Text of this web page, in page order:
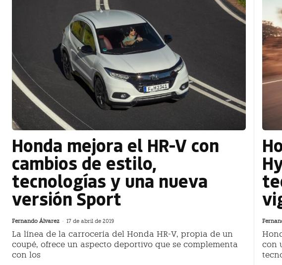
Honda mejora el HR-V con
cambios de estilo,
tecnologías y una nueva
versión Sport
Fernando Álvarez - 17 de abril de 2019
La línea de la carrocería del Honda HR-V, propia de un
coupé, ofrece un aspecto deportivo que se complementa
con los
con